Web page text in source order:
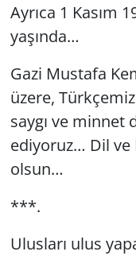
Ayrıca 1 Kasım
yaşında…
Gazi Mustafa
üzere,
saygı ve minnet
ediyoruz… Dil
olsun…
***.
Ulusları ulus
SAĞLIK
SİYASET
SPOR
Yerel